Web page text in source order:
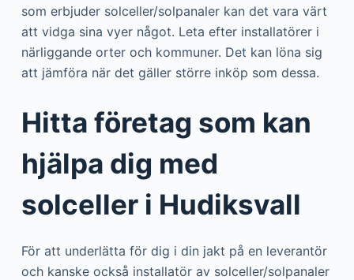
som erbjuder solceller/solpanaler kan det vara värt
att vidga sina vyer något. Leta efter installatörer i
närliggande orter och kommuner. Det kan löna sig
att jämföra när det gäller större inköp som dessa.
Hitta företag som kan
hjälpa dig med
solceller i Hudiksvall
För att underlätta för dig i din jakt på en leverantör
och kanske också installatör av solceller/solpanaler